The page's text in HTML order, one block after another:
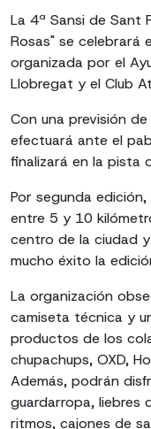
La 4ª Sansi de Sant
Rosas" se celebrará
organizada por el
Llobregat y el Club
Con una previsión
efectuará ante el
finalizará en la pista
Por segunda
entre 5 y 10
centro de la ciudad
mucho éxito la
La organización
camiseta técnica y
productos de los
chupachups, OXD,
Además, podrán
guardarropa, liebres
ritmos, cajones de